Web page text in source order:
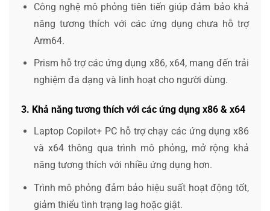
Công nghệ mô phỏng tiên tiến giúp đảm bảo khả
năng tương thích với các ứng dụng chưa hỗ trợ
Arm64.
Prism hỗ trợ các ứng dụng x86, x64, mang đến trải
nghiệm đa dạng và linh hoạt cho người dùng.
3. Khả năng tương thích với các ứng dụng x86 & x64
Laptop Copilot+ PC hỗ trợ chạy các ứng dụng x86
và x64 thông qua trình mô phỏng, mở rộng khả
năng tương thích với nhiều ứng dụng hơn.
Trình mô phỏng đảm bảo hiệu suất hoạt động tốt,
giảm thiểu tình trạng lag hoặc giật.